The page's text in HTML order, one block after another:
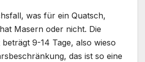
was für ein Quatsch,
Masern oder nicht. Die
9-14 Tage, also wieso
das ist so eine